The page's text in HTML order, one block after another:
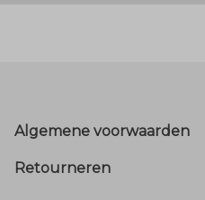
Footer
Algemene voorwaarden
Retourneren